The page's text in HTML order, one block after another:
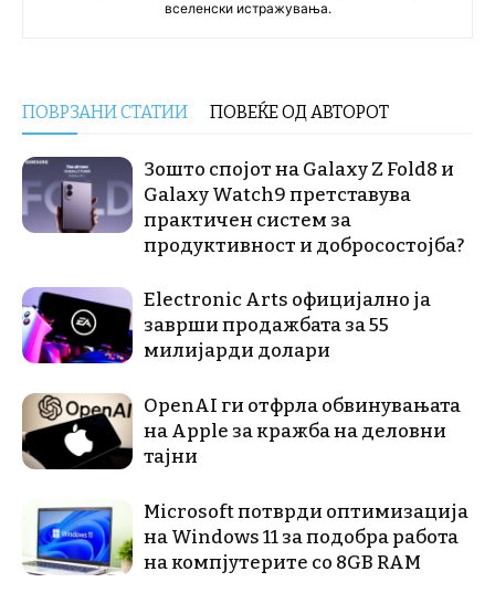
вселенски истражувања.
ПОВРЗАНИ СТАТИИ ПОВЕЌЕ ОД АВТОРОТ
Зошто спојот на Galaxy Z Fold8 и
Galaxy Watch9 претставува
практичен систем за
продуктивност и добросостојба?
Electronic Arts официјално ја
заврши продажбата за 55
милијарди долари
OpenAI ги отфрла обвинувањата
на Apple за кражба на деловни
тајни
Microsoft потврди оптимизација
на Windows 11 за подобра работа
на компјутерите со 8GB RAM